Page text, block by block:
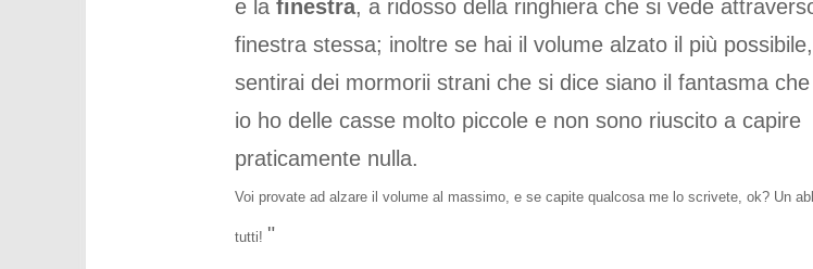
e la finestra, a ridosso della ringhiera che si vede
finestra stessa; inoltre se hai il volume alzato il più possibile,
sentirai dei mormorii strani che si dice siano il fantasma
io ho delle casse molto piccole e non sono riuscito a capire
praticamente nulla.
Voi provate ad alzare il volume al massimo, e se capite qualcosa me lo scrivete, ok? Un
tutti! "